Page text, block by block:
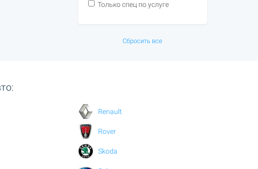
Только спец по услуге
Сбросить все
Renault
Rover
Skoda